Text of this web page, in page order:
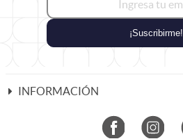
¡Suscribirme!
INFORMACIÓN